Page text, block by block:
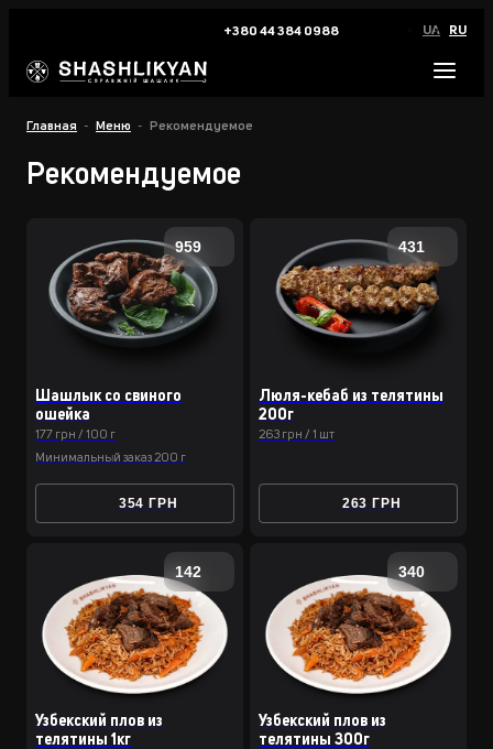
+380 44 384 0988 UA RU
Главная Меню Рекомендуемое
Рекомендуемое
959
Шашлык со свиного
ошейка
177 грн / 100 г
Минимальный заказ 200 г
354 ГРН
431
Люля-кебаб из телятины
200г
263 грн / 1 шт
263 ГРН
142
Узбекский плов из
телятины 1кг
340
Узбекский плов из
телятины 300г